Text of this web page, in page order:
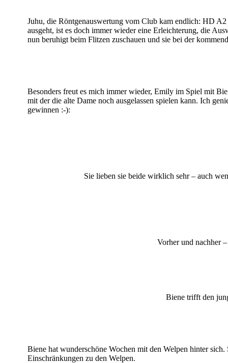
Juhu, die Röntgenauswertung vom Club kam endlich: HD
ausgeht, ist es doch immer wieder eine Erleichterung, die
nun beruhigt beim Flitzen zuschauen und sie bei der
Besonders freut es mich immer wieder, Emily im Spiel mit
mit der die alte Dame noch ausgelassen spielen kann. Ich
gewinnen :-):
Sie lieben sie beide wirklich sehr – auch
Vorher und nachher
Biene trifft den
Biene hat wunderschöne Wochen mit den Welpen hinter
Einschränkungen zu den Welpen.